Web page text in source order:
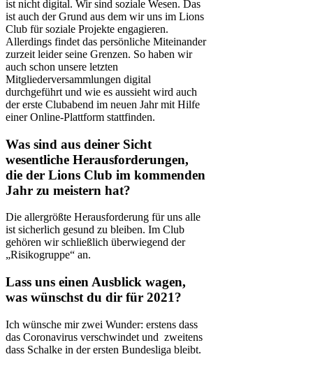
ist nicht digital. Wir sind soziale Wesen. Das
ist auch der Grund aus dem wir uns im Lions
Club für soziale Projekte engagieren.
Allerdings findet das persönliche Miteinander
zurzeit leider seine Grenzen. So haben wir
auch schon unsere letzten
Mitgliederversammlungen digital
durchgeführt und wie es aussieht wird auch
der erste Clubabend im neuen Jahr mit Hilfe
einer Online-Plattform stattfinden.
Was sind aus deiner Sicht
wesentliche Herausforderungen,
die der Lions Club im kommenden
Jahr zu meistern hat?
Die allergrößte Herausforderung für uns alle
ist sicherlich gesund zu bleiben. Im Club
gehören wir schließlich überwiegend der
„Risikogruppe“ an.
Lass uns einen Ausblick wagen,
was wünschst du dir für 2021?
Ich wünsche mir zwei Wunder: erstens dass
das Coronavirus verschwindet und zweitens
dass Schalke in der ersten Bundesliga bleibt.